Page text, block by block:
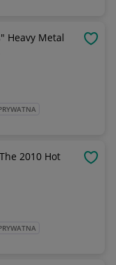
Heavy Metal
2010 Hot